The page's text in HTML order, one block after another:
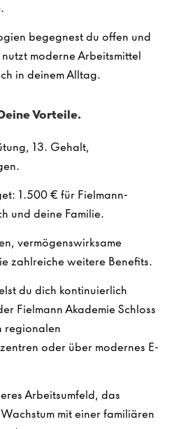
begegnest du offen und
moderne Arbeitsmittel
in deinem Alltag.
Vorteile.
13. Gehalt,
1.500 € für Fielmann-
und deine Familie.
vermögenswirksame
zahlreiche weitere Benefits.
du dich kontinuierlich
Fielmann Akademie Schloss
regionalen
oder über modernes E-
Arbeitsumfeld, das
mit einer familiären